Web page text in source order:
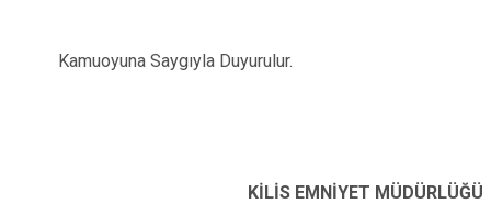
Kamuoyuna Saygıyla Duyurulur.
KİLİS EMNİYET MÜDÜRLÜĞÜ